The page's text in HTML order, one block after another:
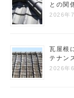
との関
2026年
瓦屋根
テナン
2026年